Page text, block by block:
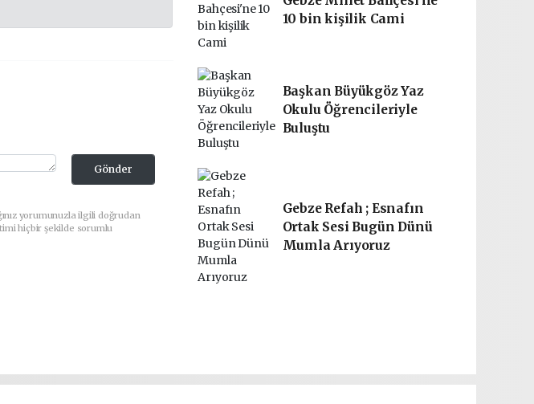
Gönder
yorumunuzla ilgili doğrudan
hiçbir şekilde sorumlu
10 bin kişilik Cami
Başkan Büyükgöz Yaz
Okulu Öğrencileriyle
Buluştu
Gebze Refah ; Esnafın
Ortak Sesi Bugün Dünü
Mumla Arıyoruz